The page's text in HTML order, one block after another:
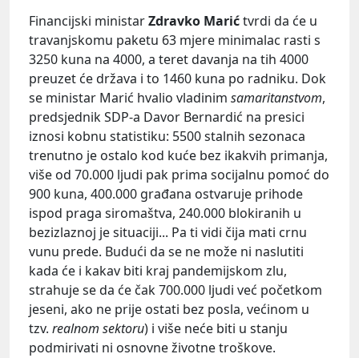
Financijski ministarZdravko Marićtvrdi da će u
travanjskomu paketu 63 mjere minimalac rasti s
3250 kuna na 4000, a teret davanja na tih 4000
preuzet će država i to 1460 kuna po radniku. Dok
se ministar Marić hvalio vladinim samaritanstvom,
predsjednik SDP-a Davor Bernardić na presici
iznosi kobnu statistiku: 5500 stalnih sezonaca
trenutno je ostalo kod kuće bez ikakvih primanja,
više od 70.000 ljudi pak prima socijalnu pomoć do
900 kuna, 400.000 građana ostvaruje prihode
ispod praga siromaštva, 240.000 blokiranih u
bezizlaznoj je situaciji... Pa ti vidi čija mati crnu
vunu prede. Budući da se ne može ni naslutiti
kada će i kakav biti kraj pandemijskom zlu,
strahuje se da će čak 700.000 ljudi već početkom
jeseni, ako ne prije ostati bez posla, većinom u
tzv. realnom sektoru) i više neće biti u stanju
podmirivati ni osnovne životne troškove.